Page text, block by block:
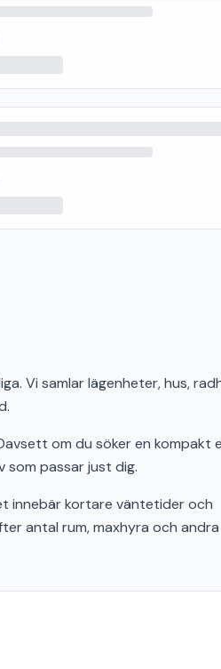
Vi samlar lägenheter, hus,
om du söker en kompakt
passar just dig.
innebär kortare väntetider och
antal rum, maxhyra och andra